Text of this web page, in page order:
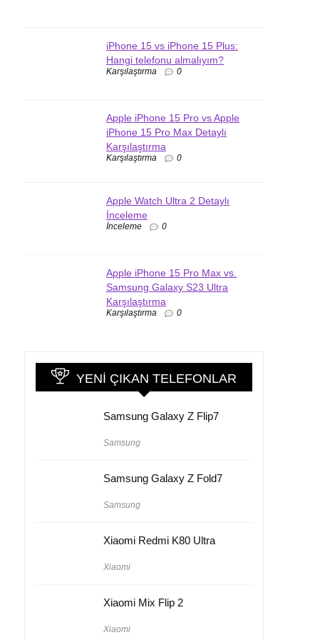
iPhone 15 vs iPhone 15 Plus:
Hangi telefonu almalıyım?
Karşılaştırma 0
Apple iPhone 15 Pro vs Apple
iPhone 15 Pro Max Detaylı
Karşılaştırma
Karşılaştırma 0
Apple Watch Ultra 2 Detaylı
İnceleme
İnceleme 0
Apple iPhone 15 Pro Max vs.
Samsung Galaxy S23 Ultra
Karşılaştırma
Karşılaştırma 0
YENI ÇIKAN TELEFONLAR
Samsung Galaxy Z Flip7
Samsung
Samsung Galaxy Z Fold7
Samsung
Xiaomi Redmi K80 Ultra
Xiaomi
Xiaomi Mix Flip 2
Xiaomi